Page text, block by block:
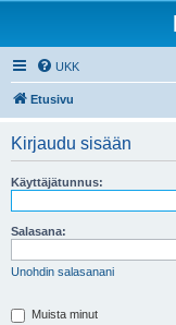
UKK
Etusivu
Kirjaudu sisään
Käyttäjätunnus:
Salasana:
Unohdin salasanani
Muista minut